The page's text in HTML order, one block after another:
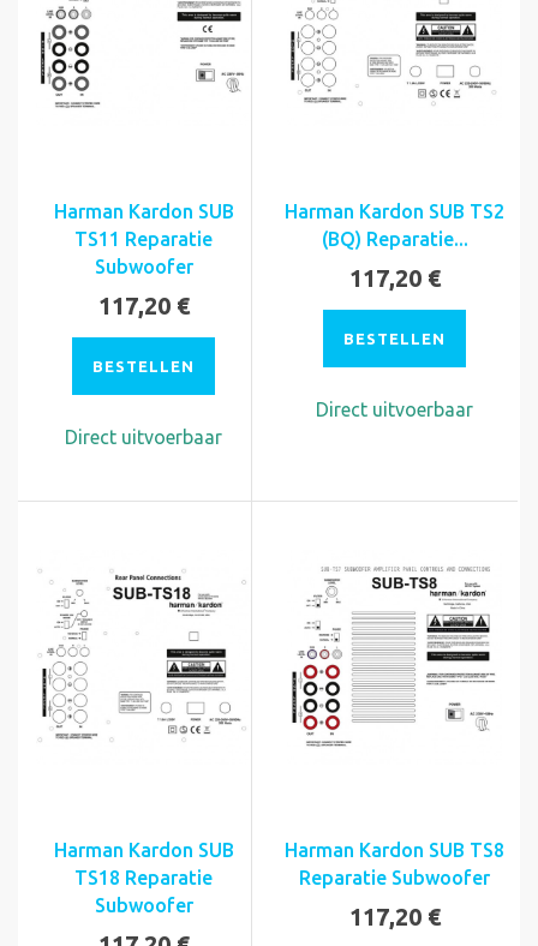
Harman Kardon SUB
TS11 Reparatie
Subwoofer
117,20 €
BESTELLEN
Direct uitvoerbaar
Harman Kardon SUB TS2
(BQ) Reparatie...
117,20 €
BESTELLEN
Direct uitvoerbaar
Harman Kardon SUB
TS18 Reparatie
Subwoofer
Harman Kardon SUB TS8
Reparatie Subwoofer
117,20 €